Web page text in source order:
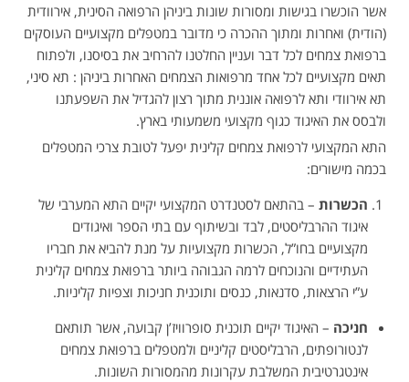
אשר הוכשרו בגישות ומסורות שונות ביניהן הרפואה הסינית, אירוודית
(הודית) ואחרות ומתוך ההכרה כי מדובר במטפלים מקצועיים העוסקים
ברפואת צמחים לכל דבר ועניין החלטנו להרחיב את בסיסנו, ולפתוח
תאים מקצועיים לכל אחד מרפואות הצמחים האחרות ביניהן : תא סיני,
תא אירוודי ותא לרפואה אוננית מתוך רצון להגדיל את השפעתנו
ולבסס את האיגוד כגוף מקצועי משמעותי בארץ.
התא המקצועי לרפואת צמחים קלינית יפעל לטובת צרכי המטפלים
בכמה מישורים:
הכשרות – בהתאם לסטנדרט המקצועי יקיים התא המערבי של
איגוד ההרבליסטים, לבד ובשיתוף עם בתי הספר ואיגודים
מקצועיים בחו”ל, הכשרות מקצועיות על מנת להביא את חבריו
העתידיים והנוכחים לרמה הגבוהה ביותר ברפואת צמחים קלינית
ע”י הרצאות, סדנאות, כנסים ותוכנית חניכות וצפיות קליניות.
חניכה – האיגוד יקיים תוכנית סופרוויז’ן קבועה, אשר תותאם
לנטורופתים, הרבליסטים קליניים ולמטפלים ברפואת צמחים
אינטגרטיבית המשלבת עקרונות מהמסורות השונות.